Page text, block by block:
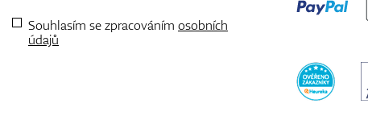
Souhlasím se zpracováním osobních
údajů